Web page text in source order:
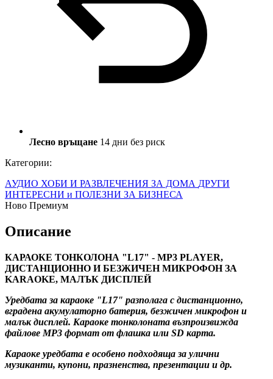
Лесно връщане 14 дни без риск
Категории:
АУДИО ХОБИ И РАЗВЛЕЧЕНИЯ ЗА ДОМА ДРУГИ
ИНТЕРЕСНИ и ПОЛЕЗНИ ЗА БИЗНЕСА
Ново Премиум
Описание
КАРАОКЕ ТОНКОЛОНА "L17" - MP3 PLAYER,
ДИСТАНЦИОННО И БЕЗЖИЧЕН МИКРОФОН ЗА
KARAOKE, МАЛЪК ДИСПЛЕЙ
Уредбата за караоке "L17" разполага с дистанционно,
вградена акумулаторно батерия, безжичен микрофон и
малък дисплей. Караоке тонколоната възпроизвижда
файлове МР3 формат от флашка или SD карта.
Караоке уредбата е особено подходяща за улични
музиканти, купони, празненства, презентации и др.